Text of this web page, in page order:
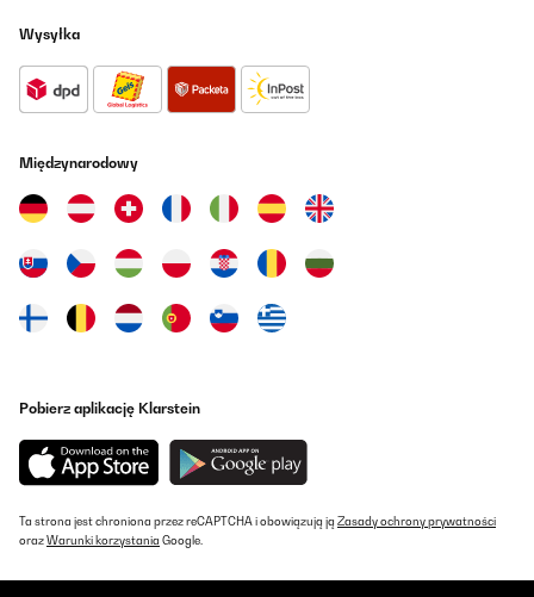
Wysyłka
Międzynarodowy
Pobierz aplikację Klarstein
Ta strona jest chroniona przez reCAPTCHA i obowiązują ją Zasady ochrony prywatności
orazWarunki korzystania Google.